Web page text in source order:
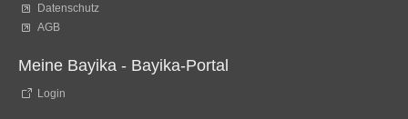
Datenschutz
AGB
Meine Bayika - Bayika-Portal
Login